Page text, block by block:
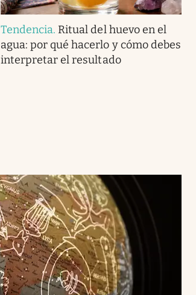
Tendencia. Ritual del huevo en el
agua: por qué hacerlo y cómo debes
interpretar el resultado